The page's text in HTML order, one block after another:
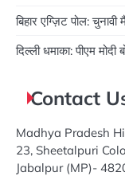
बिहार एग्ज़िट पोल:
दिल्ली धमाका: पीएम मोदी
Contact
Madhya Pradesh
23, Sheetalpuri
Jabalpur (MP)-